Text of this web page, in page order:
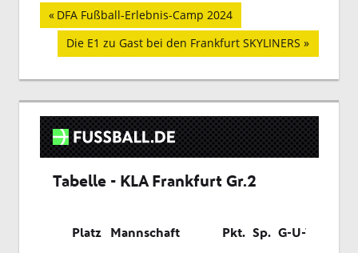
Beitragsnavigation
Vorheriger
Beitrag:
DFA Fußball-Erlebnis-Camp 2024
Nächster
Beitrag:
Die E1 zu Gast bei den Frankfurt SKYLINERS